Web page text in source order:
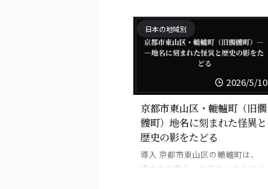
避けて通れないのは、四ノ宮が「
...
ら吉田、岡崎へと連なる地形を見
ていくと、この名がただ美しい寺
院景観だけを指していないことに
気づく。黒谷は、浄土宗大本山金
として知られ、近世以降の京都で
は、寺の名と土地の名が重なり合
いながら広まった。だが、その背
後には、谷地形が抱えた湿り気、
山際に集められた寺社地、葬送と
弔い、戦乱と避難、そして「都の
日本の地域別
2026/5/10
京都市東山区・轆轤町（旧髑
髏町）――地名に刻まれた怪異と
歴史の影をたどる
導入 京都市東山区の轆轤町は、
清水寺の西北、六道の辻からほど